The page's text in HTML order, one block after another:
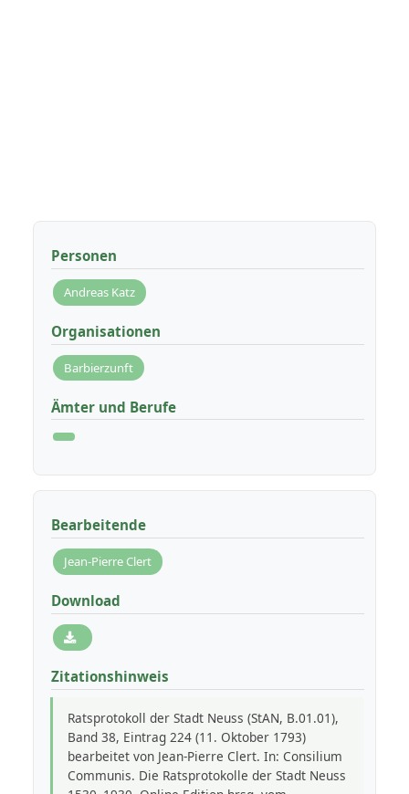
Personen
Andreas Katz
Organisationen
Barbierzunft
Ämter und Berufe
Bearbeitende
Jean-Pierre Clert
Download
Zitationshinweis
Ratsprotokoll der Stadt Neuss (StAN, B.01.01),
Band 38, Eintrag 224 (11. Oktober 1793)
bearbeitet von Jean-Pierre Clert. In: Consilium
Communis. Die Ratsprotokolle der Stadt Neuss